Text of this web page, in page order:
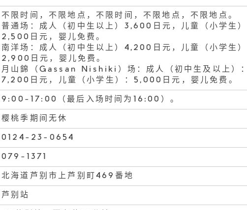
不限时间，不限地点，不限时间，不限地点，不限地点。
普通场：成人（初中生以上）3,600日元，儿童（小学生）
2,500日元，婴儿免费。
南洋场：成人（初中生以上）4,200日元，儿童（小学生）
2,900日元，婴儿免费。
月山錦（Gassan Nishiki）场：成人（初中生及以上）：
7,200日元，儿童（小学生）：5,000日元，婴儿免费。
9:00-17:00（最后入场时间为16:00）。
樱桃季期间无休
0124-23-0654
079-1371
北海道芦别市上芦别町469番地
芦别站